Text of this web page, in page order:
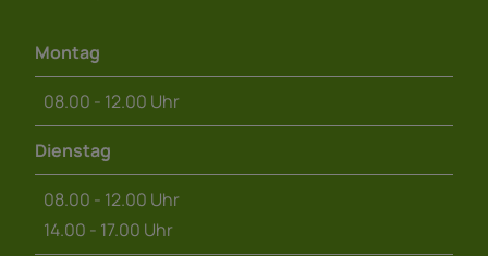
Montag
08.00 - 12.00 Uhr
Dienstag
08.00 - 12.00 Uhr
14.00 - 17.00 Uhr